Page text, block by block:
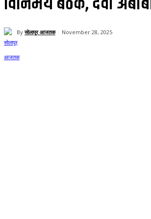
By सोलापूर आजतक November 28, 2025